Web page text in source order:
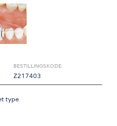
BESTILLINGSKODE:
Z217403
type